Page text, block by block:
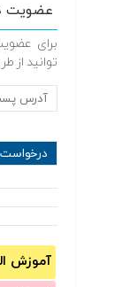
عضویت
برای
توانید از
آموزش